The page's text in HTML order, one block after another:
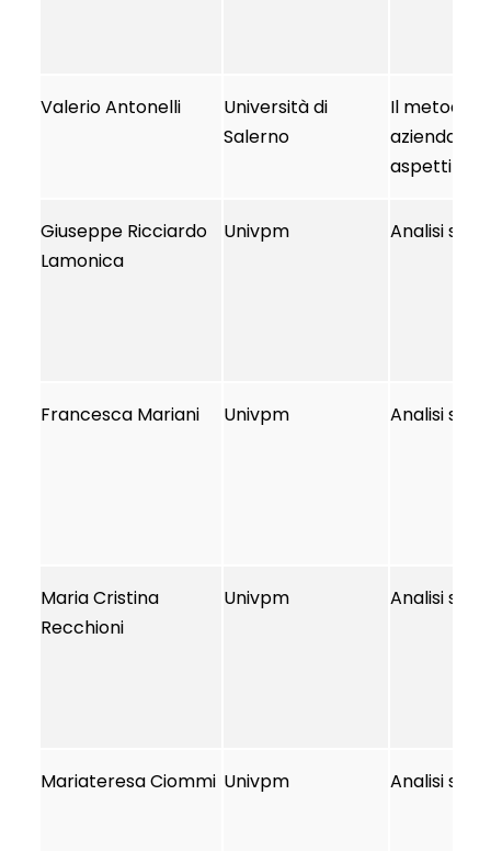
Valerio Antonelli
Università di
Salerno
Il metodo
aziendale:
aspetti
Giuseppe Ricciardo
Lamonica
Univpm Analisi
Francesca Mariani Univpm Analisi
Maria Cristina
Recchioni
Univpm Analisi
Mariateresa Ciommi Univpm Analisi